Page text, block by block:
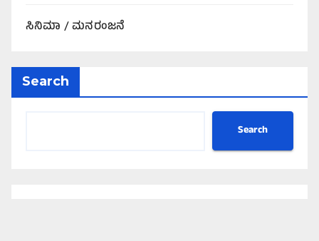
ಸಿನಿಮಾ / ಮನರಂಜನೆ
Search
Search